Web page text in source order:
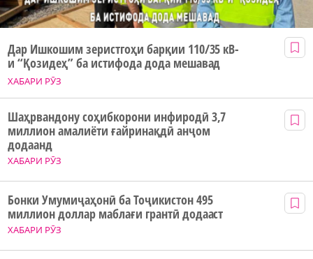
ХАБАРИ РӮЗ
Дар Ишкошим зеристгоҳи барқии 110/35 кВ-
и “Қозидеҳ” ба истифода дода мешавад
ХАБАРИ РӮЗ
Шаҳрвандону соҳибкорони инфиродӣ 3,7
миллион амалиёти ғайринақдӣ анҷом
додаанд
ХАБАРИ РӮЗ
Бонки Умумиҷаҳонӣ ба Тоҷикистон 495
миллион доллар маблағи грантӣ додааст